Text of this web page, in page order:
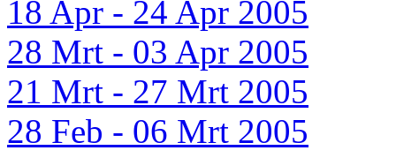
18 Apr - 24 Apr 2005
28 Mrt - 03 Apr 2005
21 Mrt - 27 Mrt 2005
28 Feb - 06 Mrt 2005